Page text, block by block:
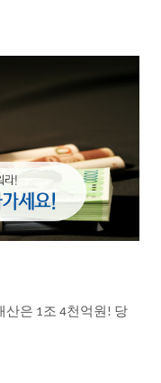
산은 1조 4천억원 ! 당